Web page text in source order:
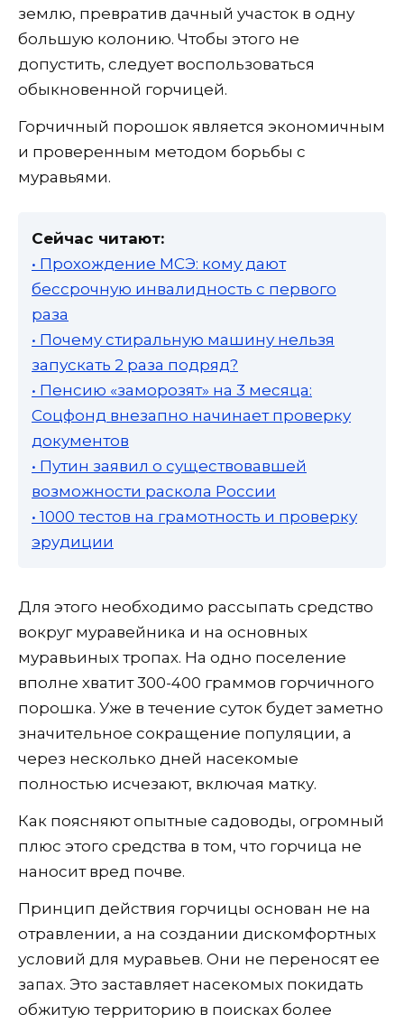
землю, превратив дачный участок в одну
большую колонию. Чтобы этого не
допустить, следует воспользоваться
обыкновенной горчицей.
Горчичный порошок является экономичным
и проверенным методом борьбы с
муравьями.
Сейчас читают:
• Прохождение МСЭ: кому дают
бессрочную инвалидность с первого
раза
• Почему стиральную машину нельзя
запускать 2 раза подряд?
• Пенсию «заморозят» на 3 месяца:
Соцфонд внезапно начинает проверку
документов
• Путин заявил о существовавшей
возможности раскола России
• 1000 тестов на грамотность и проверку
эрудиции
Для этого необходимо рассыпать средство
вокруг муравейника и на основных
муравьиных тропах. На одно поселение
вполне хватит 300-400 граммов горчичного
порошка. Уже в течение суток будет заметно
значительное сокращение популяции, а
через несколько дней насекомые
полностью исчезают, включая матку.
Как поясняют опытные садоводы, огромный
плюс этого средства в том, что горчица не
наносит вред почве.
Принцип действия горчицы основан не на
отравлении, а на создании дискомфортных
условий для муравьев. Они не переносят ее
запах. Это заставляет насекомых покидать
обжитую территорию в поисках более